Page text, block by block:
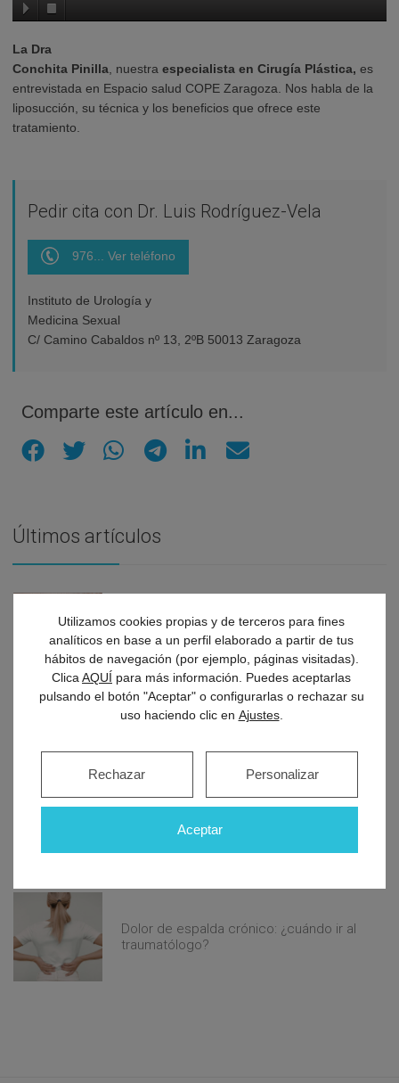
La Dra
Conchita Pinilla , nuestra especialista en Cirugía Plástica, es
entrevistada en Espacio salud COPE Zaragoza. Nos habla de la
liposucción, su técnica y los beneficios que ofrece este
tratamiento.
Pedir cita con Dr. Luis Rodríguez-Vela
976... Ver teléfono
Instituto de Urología y
Medicina Sexual
C/ Camino Cabaldos nº 13, 2ºB 50013 Zaragoza
Comparte este artículo en...
Últimos artículos
Descubre cómo las cataratas pueden
cambiar tu visión y cómo detectarlas a
tiempo
Alivio natural para el reflujo
gastroesofágico: estrategias que
realmente funcionan
Dolor de espalda crónico: ¿cuándo ir al
traumatólogo?
Utilizamos cookies propias y de terceros para fines
analíticos en base a un perfil elaborado a partir de tus
hábitos de navegación (por ejemplo, páginas visitadas).
Clica AQUÍ para más información. Puedes aceptarlas
pulsando el botón "Aceptar" o configurarlas o rechazar su
uso haciendo clic en Ajustes.
Aceptar
Rechazar Personalizar